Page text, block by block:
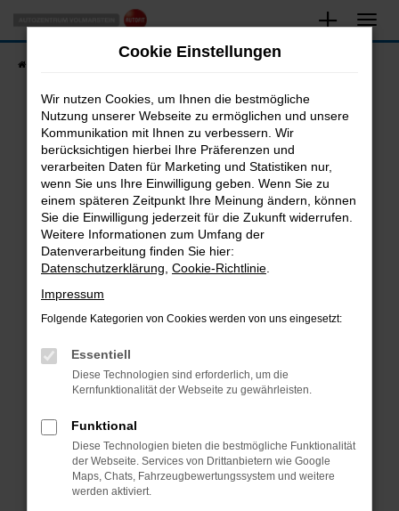
Zum
Hauptinhalt
springen
Fahrzeugsuche
Fehler: Network Error
Beim Laden ist ein Fehler aufgetreten.
Hier sind ein paar Tipps, die dir helfen können:
Überprüfe deine Firewall und deine
Internetverbindung.
Laden andere Webseiten, zum Beispiel deine
Suchmaschine?
Prüfe deine Browsererweiterungen.
können das Laden bestimmter Seiten
verhindern. Funktioniert die Seite in einem
anderen Browser oder in einem privaten
Starte dein Gerät neu.
Das kann manchmal helfen, vorübergehende
Probleme zu beheben.
Cookie Einstellungen
Wir nutzen Cookies, um Ihnen die bestmögliche
Nutzung unserer Webseite zu ermöglichen und unsere
Kommunikation mit Ihnen zu verbessern. Wir
berücksichtigen hierbei Ihre Präferenzen und
verarbeiten Daten für Marketing und Statistiken nur,
wenn Sie uns Ihre Einwilligung geben. Wenn Sie zu
einem späteren Zeitpunkt Ihre Meinung ändern, können
Sie die Einwilligung jederzeit für die Zukunft widerrufen.
Weitere Informationen zum Umfang der
Datenverarbeitung finden Sie hier:
Datenschutzerklärung Cookie-Richtlinie
Impressum
Folgende Kategorien von Cookies werden von uns eingesetzt:
Essentiell
Diese Technologien sind erforderlich, um die
Kernfunktionalität der Webseite zu gewährleisten.
Funktional
Diese Technologien bieten die bestmögliche Funktionalität
der Webseite. Services von Drittanbietern wie Google
Maps, Chats, Fahrzeugbewertungssystem und weitere
werden aktiviert.